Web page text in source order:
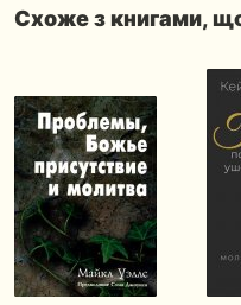
Схоже з книгами,